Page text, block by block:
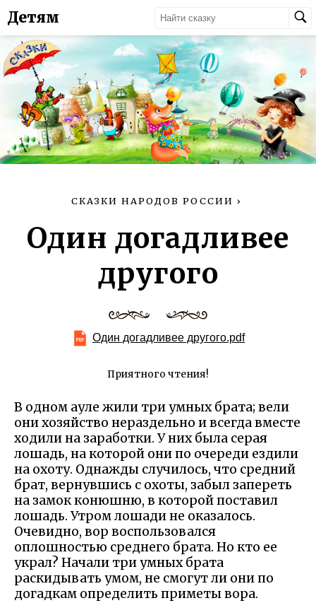
Детям
СКАЗКИ НАРОДОВ РОССИИ ›
Один догадливее
другого
Один догадливее другого.pdf
Приятного чтения!
В одном ауле жили три умных брата; вели
они хозяйство нераздельно и всегда вместе
ходили на заработки. У них была серая
лошадь, на которой они по очереди ездили
на охоту. Однажды случилось, что средний
брат, вернувшись с охоты, забыл запереть
на замок конюшню, в которой поставил
лошадь. Утром лошади не оказалось.
Очевидно, вор воспользовался
оплошностью среднего брата. Но кто ее
украл? Начали три умных брата
раскидывать умом, не смогут ли они по
догадкам определить приметы вора.